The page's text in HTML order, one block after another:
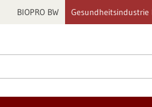
BIOPRO BW Gesundheitsindustrie